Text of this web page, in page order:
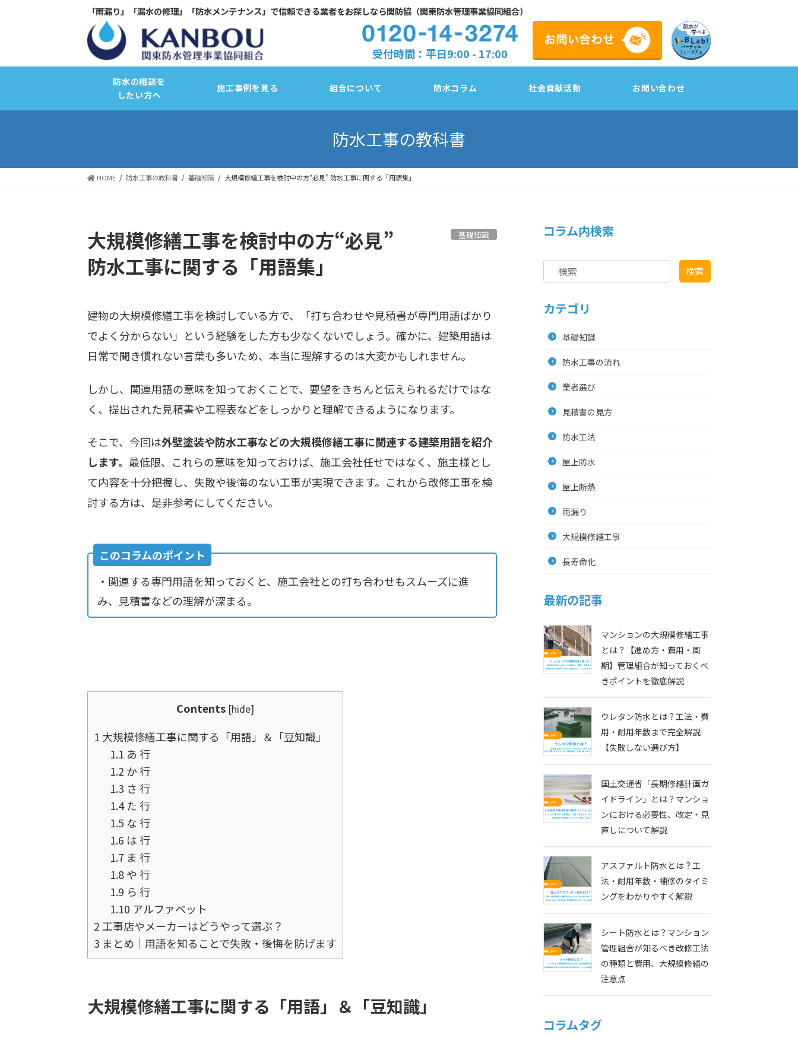
「雨漏り」「漏水の修理」「防水メンテナンス」で信頼できる業者をお探しなら関防協（関東防水管理事業協同組合）
受付時間：平日9:00 - 17:00
防水の相談を
したい方へ
バリュープラスキャンペーン
施工事例を見る 組合について
千葉県
埼玉県
群馬県
神奈川県
山梨県
長野県
防水コラム
防水診断チェック
社会貢献活動 お問い合わせ
防水工事の教科書
HOME 防水工事の教科書 基礎知識 大規模修繕工事を検討中の方“必見” 防水工事に関する「用語集」
基礎知識
大規模修繕工事を検討中の方“必見”
防水工事に関する「用語集」
建物の大規模修繕工事を検討している方で、「打ち合わせや見積書が専門用語ばかり
でよく分からない」という経験をした方も少なくないでしょう。確かに、建築用語は
日常で聞き慣れない言葉も多いため、本当に理解するのは大変かもしれません。
しかし、関連用語の意味を知っておくことで、要望をきちんと伝えられるだけではな
く、提出された見積書や工程表などをしっかりと理解できるようになります。
そこで、今回は外壁塗装や防水工事などの大規模修繕工事に関連する建築用語を紹介
します。 最低限、これらの意味を知っておけば、施工会社任せではなく、施主様とし
て内容を十分把握し、失敗や後悔のない工事が実現できます。これから改修工事を検
討する方は、是非参考にしてください。
このコラムのポイント
・関連する専門用語を知っておくと、施工会社との打ち合わせもスムーズに進
み、見積書などの理解が深まる。
Contents [hide]
1 大規模修繕工事に関する「用語」＆「豆知識」
1.1 あ 行
1.2 か 行
1.3 さ 行
1.4た 行
1.5 な 行
1.6 は 行
1.7 ま 行
1.8や 行
1.9 ら 行
1.10 アルファベット
2工事店やメーカーはどうやって選ぶ？
3 まとめ｜用語を知ることで失敗・後悔を防げます
大規模修繕工事に関する「用語」＆「豆知識」
コラム内検索
検索
カテゴリ
基礎知識
防水工事の流れ
業者選び
見積書の見方
防水工法
屋上防水
屋上断熱
雨漏り
大規模修繕工事
長寿命化
最新の記事
マンションの大規模修繕工事
とは？【進め方・費用・周
期】管理組合が知っておくべ
きポイントを徹底解説
ウレタン防水とは？工法・費
用・耐用年数まで完全解説
【失敗しない選び方】
国土交通省「長期修繕計画ガ
イドライン」とは？マンショ
ンにおける必要性、改定・見
直しについて解説
アスファルト防水とは？工
法・耐用年数・補修のタイミ
ングをわかりやすく解説
シート防水とは？マンション
管理組合が知るべき改修工法
の種類と費用、大規模修繕の
注意点
コラムタグ